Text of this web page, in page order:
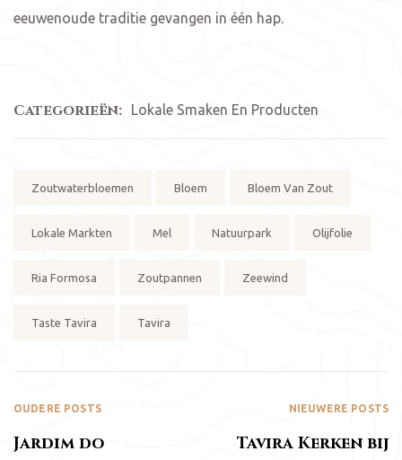
eeuwenoude traditie gevangen in één hap.
Categorieën: Lokale Smaken En Producten
Zoutwaterbloemen Bloem Bloem Van Zout
Lokale Markten Mel Natuurpark Olijfolie
Ria Formosa Zoutpannen Zeewind
Taste Tavira Tavira
OUDERE POSTS
Jardim do
NIEUWERE POSTS
Tavira Kerken bij